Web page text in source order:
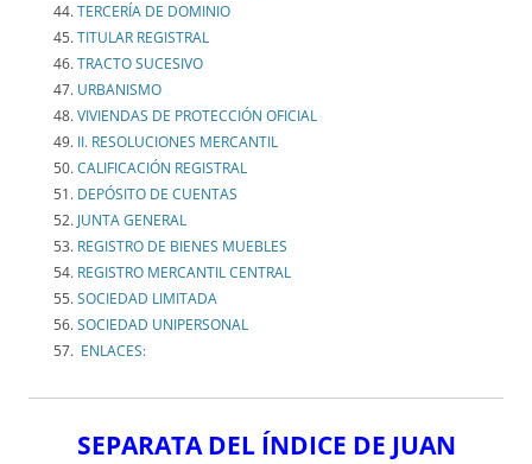
TERCERÍA DE DOMINIO
TITULAR REGISTRAL
TRACTO SUCESIVO
URBANISMO
VIVIENDAS DE PROTECCIÓN OFICIAL
II. RESOLUCIONES MERCANTIL
CALIFICACIÓN REGISTRAL
DEPÓSITO DE CUENTAS
JUNTA GENERAL
REGISTRO DE BIENES MUEBLES
REGISTRO MERCANTIL CENTRAL
SOCIEDAD LIMITADA
SOCIEDAD UNIPERSONAL
ENLACES:
SEPARATA DEL ÍNDICE DE JUAN